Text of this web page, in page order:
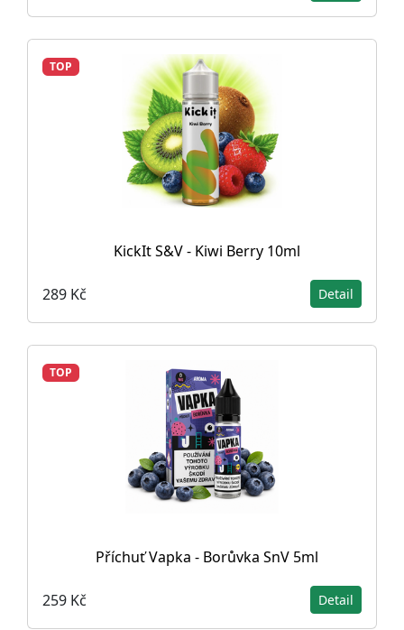
TOP
KickIt S&V - Kiwi Berry 10ml
289 Kč Detail
TOP
Příchuť Vapka - Borůvka SnV 5ml
259 Kč Detail